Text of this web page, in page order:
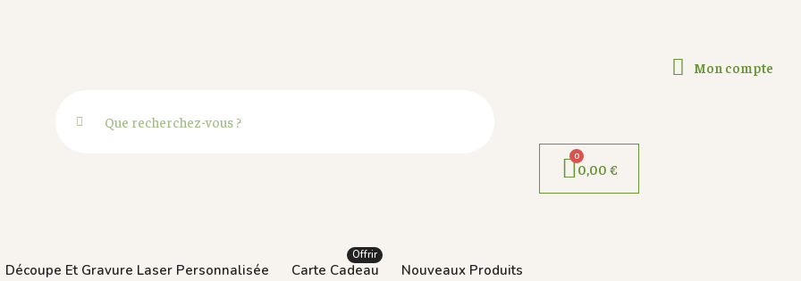
0,00 €
Mon compte
Découpe Et Gravure Laser Personnalisée Carte Cadeau
Offrir
Nouveaux Produits